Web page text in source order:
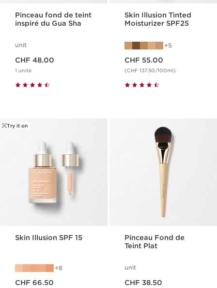
Pinceau fond de teint
inspiré du Gua Sha
unit
CHF 48.00
1 unité
Skin Illusion Tinted
Moisturizer SPF25
5
CHF 55.00
(CHF 137.50/100ml)
Try it on
Skin Illusion SPF 15
8
CHF 66.50
Pinceau Fond de
Teint Plat
unit
CHF 38.50